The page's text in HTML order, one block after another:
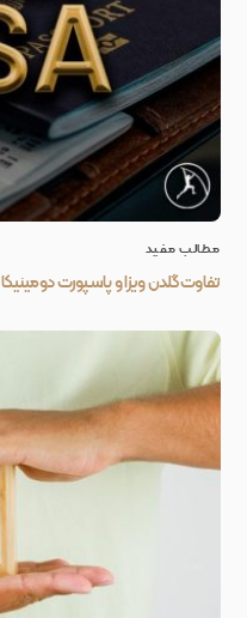
مطالب مفید
تفاوت گلدن ویزا و پاسپورت دومینیکا